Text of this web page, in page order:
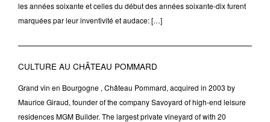
les années soixante et celles du début des années soixante-dix furent
marquées par leur inventivité et audace: […]
CULTURE AU CHÂTEAU POMMARD
Grand vin en Bourgogne , Château Pommard, acquired in 2003 by
Maurice Giraud, founder of the company Savoyard of high-end leisure
residences MGM Builder. The largest private vineyard of with 20